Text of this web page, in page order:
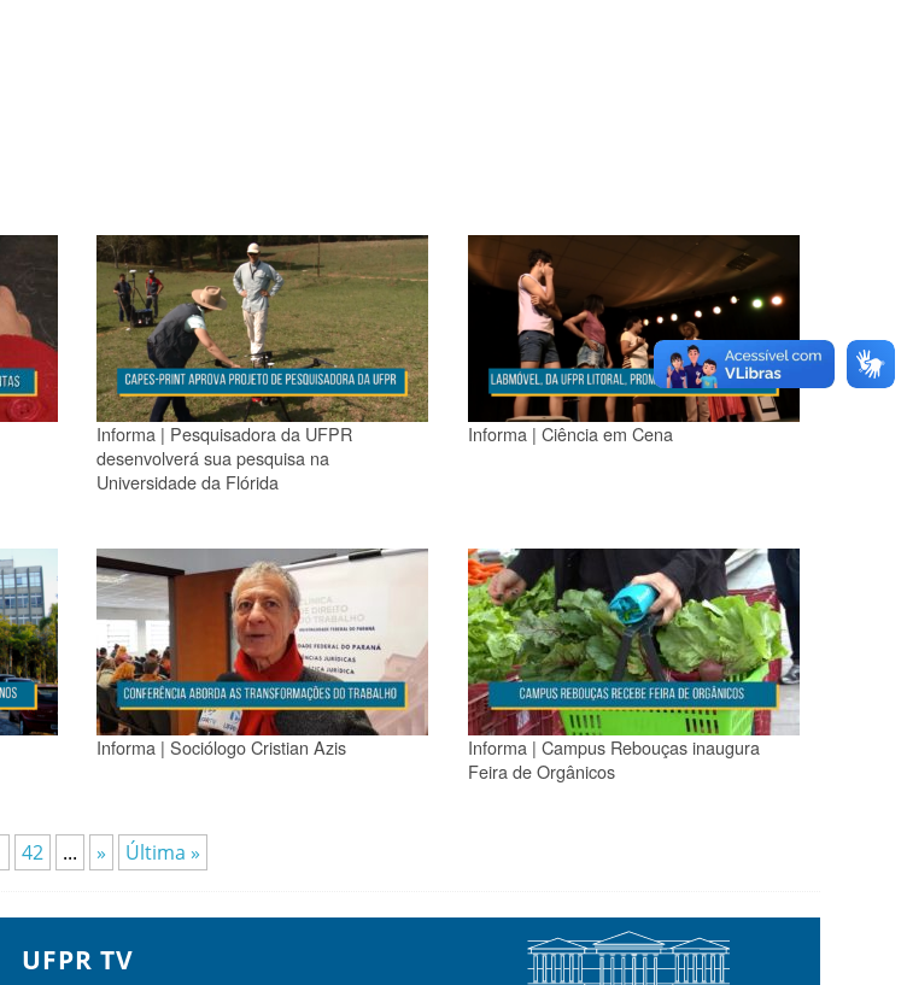
Informa | Pesquisadora da UFPR
desenvolverá sua pesquisa na
Universidade da Flórida
Informa | Ciência em Cena
Informa | Sociólogo Cristian Azis
Informa | Campus Rebouças inaugura
Feira de Orgânicos
42 ... » Última »
UFPR TV